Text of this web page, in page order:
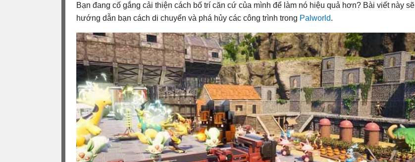
Bạn đang cố gắng cải thiện cách bố trí căn cứ của mình để làm nó hiệu quả hơn? Bài viết này sẽ
hướng dẫn bạn cách di chuyển và phá hủy các công trình trong Palworld.